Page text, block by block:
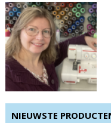
NIEUWSTE